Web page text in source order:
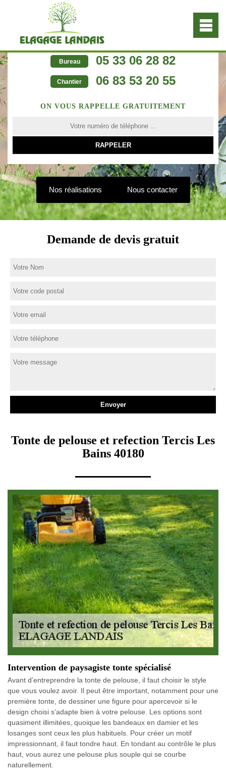
Bureau 05 33 06 28 82
Chantier 06 83 53 20 55
ON VOUS RAPPELLE GRATUITEMENT
Nos réalisations Nous contacter
Demande de devis gratuit
Tonte de pelouse et refection Tercis Les
Bains 40180
Intervention de paysagiste tonte spécialisé
Avant d’entreprendre la tonte de pelouse, il faut choisir le style
que vous voulez avoir. Il peut être important, notamment pour une
première tonte, de dessiner une figure pour apercevoir si le
design choisi s’adapte bien à votre pelouse. Les options sont
quasiment illimitées, quoique les bandeaux en damier et les
losanges sont ceux les plus habituels. Pour créer un motif
impressionnant, il faut tondre haut. En tondant au contrôle le plus
haut, vous aurez une pelouse plus souple qui se courbe
naturellement.